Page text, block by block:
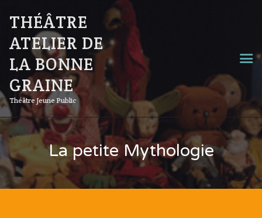
THÉÂTRE
ATELIER DE
LA BONNE
GRAINE
Théâtre Jeune Public
La petite Mythologie